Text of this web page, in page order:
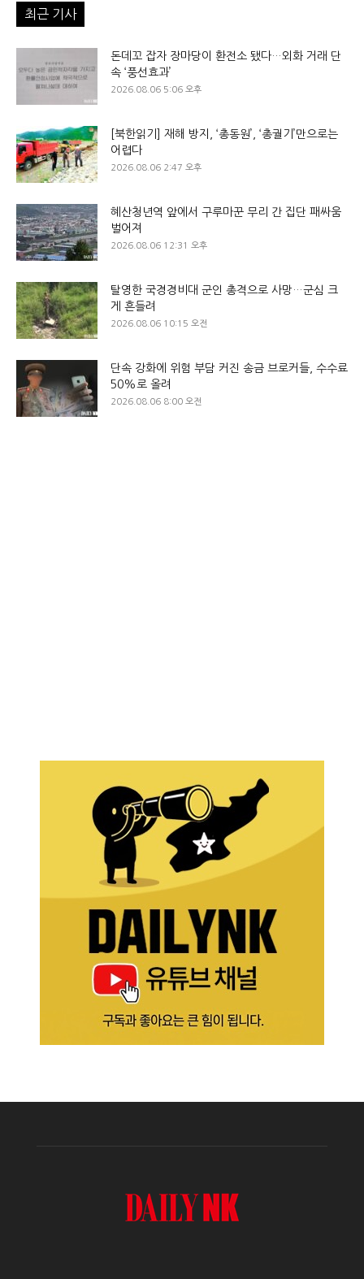
최근 기사
돈데꼬 잡자 장마당이 환전소 됐다…외화 거래 단
속 ‘풍선효과’
2026.08.06 5:06 오후
[북한읽기] 재해 방지, ‘총동원’, ‘총궐기’만으로는
어렵다
2026.08.06 2:47 오후
혜산청년역 앞에서 구루마꾼 무리 간 집단 패싸움
벌어져
2026.08.06 12:31 오후
탈영한 국경경비대 군인 총격으로 사망…군심 크
게 흔들려
2026.08.06 10:15 오전
단속 강화에 위험 부담 커진 송금 브로커들, 수수료
50%로 올려
2026.08.06 8:00 오전